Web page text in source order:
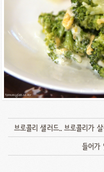
브로콜리 샐러드.. 브로콜리가
들어가